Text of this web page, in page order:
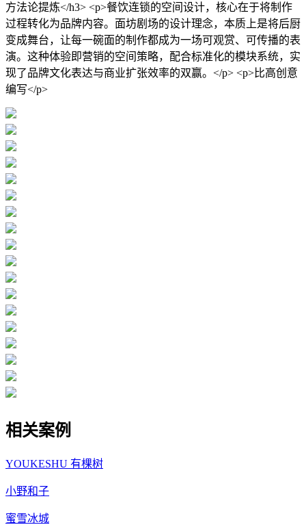
方法论提炼</h3> <p>餐饮连锁的空间设计，核心在于将制作
过程转化为品牌内容。面坊剧场的设计理念，本质上是将后厨
变成舞台，让每一碗面的制作都成为一场可观赏、可传播的表
演。这种体验即营销的空间策略，配合标准化的模块系统，实
现了品牌文化表达与商业扩张效率的双赢。</p> <p>比高创意
编写</p>
相关案例
YOUKESHU 有棵树
小野和子
蜜雪冰城